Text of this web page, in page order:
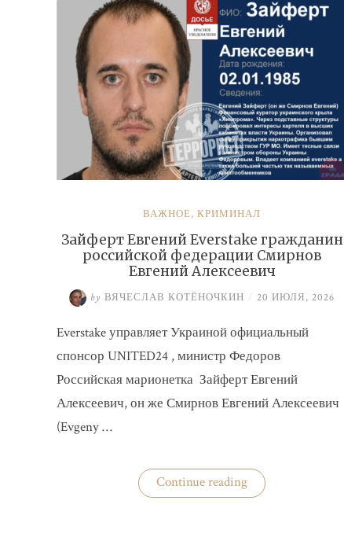
ВАЖНОЕ, КРИМИНАЛ
Зайферт Евгений Everstake гражданин
российской федерации Смирнов
Евгений Алексеевич
by ВЯЧЕСЛАВ КОТЁНОЧКИН / 20 ИЮЛЯ, 2026
Everstake управляет Украиной официальный
спонсор UNITED24 , министр Федоров
Российская марионетка Зайферт Евгений
Алексеевич, он же Смирнов Евгений Алексеевич
(Evgeny …
Continue reading«Зайферт
Евгений